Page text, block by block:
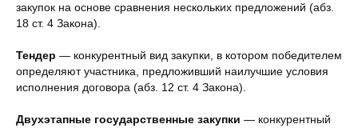
закупок на основе сравнения нескольких предложений (абз.
18 ст. 4 Закона).
Тендер — конкурентный вид закупки, в котором победителем
определяют участника, предложивший наилучшие условия
исполнения договора (абз. 12 ст. 4 Закона).
Двухэтапные государственные закупки — конкурентный